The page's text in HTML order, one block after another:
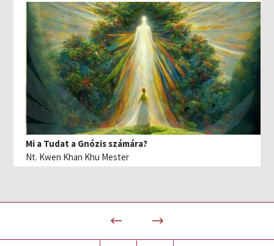
Mi a Tudat a Gnózis számára?
Nt. Kwen Khan Khu Mester